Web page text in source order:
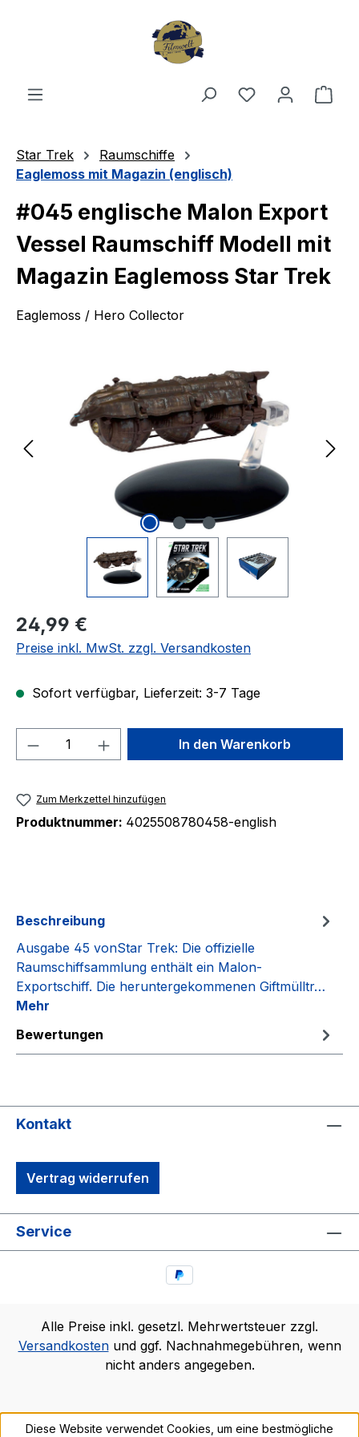
Du hast 0
Star Trek
Raumschiffe
Eaglemoss mit Magazin (englisch)
#045 englische Malon Export
Vessel Raumschiff Modell mit
Magazin Eaglemoss Star Trek
Eaglemoss / Hero Collector
Regulärer Preis:
24,99 €
Preise inkl. MwSt. zzgl. Versandkosten
Sofort verfügbar, Lieferzeit: 3-7 Tage
Produkt Anzahl: Gib denIn den Warenkorb
Zum Merkzettel hinzufügen
Produktnummer: 4025508780458-english
Beschreibung
Ausgabe 45 vonStar Trek: Die offizielle
Raumschiffsammlung enthält ein Malon-
Exportschiff. Die heruntergekommenen Giftmülltr…
Mehr
Bewertungen
Kontakt
Vertrag widerrufen
Service
Alle Preise inkl. gesetzl. Mehrwertsteuer zzgl.
Versandkostenund ggf. Nachnahmegebühren, wenn
nicht anders angegeben.
Diese Website verwendet Cookies, um eine bestmögliche